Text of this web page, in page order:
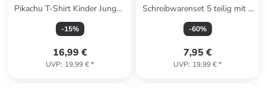
Pikachu T-Shirt Kinder Jungen
Oberteil Shirt in Weiß
-15%
16,99 €
UVP: 19,99 €*
Schreibwarenset 5 teilig mit 2
Bleistiften 2 Radiergummis
-60%
7,95 €
UVP: 19,99 €*